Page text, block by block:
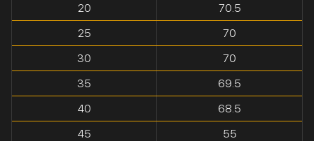
20
70.5
25
70
30
70
35
69.5
40
68.5
45
55